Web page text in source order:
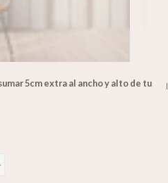
5cm extra al ancho y alto de tu |